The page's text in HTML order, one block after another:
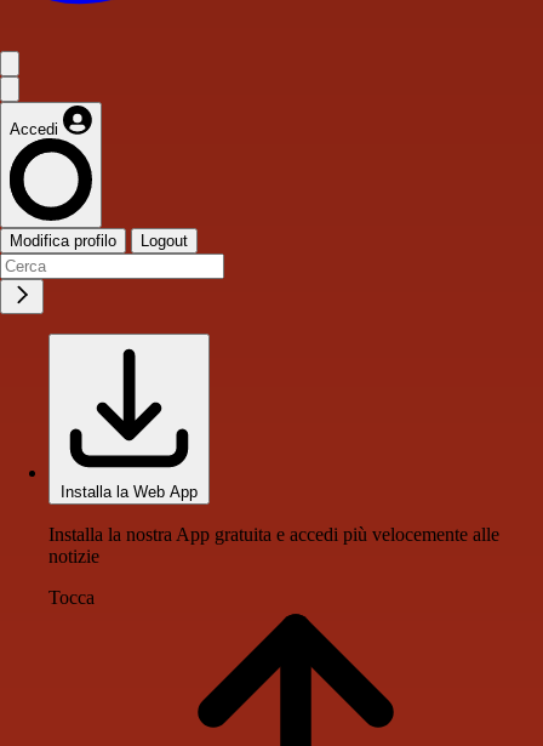
Accedi
Modifica profilo Logout
Installa la Web App
Installa la nostra App gratuita e accedi più velocemente alle
notizie
Tocca